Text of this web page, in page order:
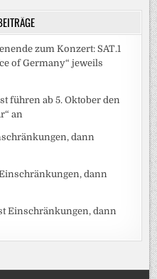
zum Konzert: SAT.1
of Germany“ jeweils
führen ab 5. Oktober den
an
dann
dann
Einschränkungen, dann